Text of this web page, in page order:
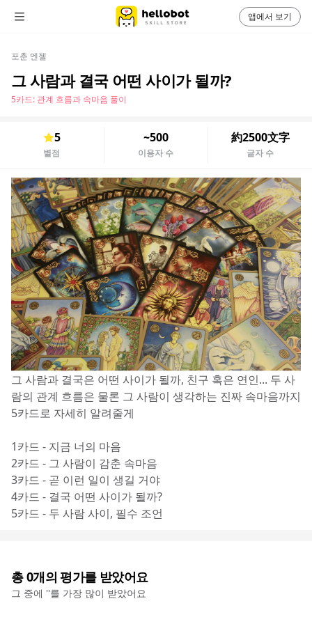
포춘 엔젤
그 사람과 결국 어떤 사이가 될까?
5카드: 관계 흐름과 속마음 풀이
5
별점
~500
이용자 수
約2500文字
글자 수
그 사람과 결국은 어떤 사이가 될까, 친구 혹은 연인... 두 사
람의 관계 흐름은 물론 그 사람이 생각하는 진짜 속마음까지
5카드로 자세히 알려줄게
1카드 - 지금 너의 마음
2카드 - 그 사람이 감춘 속마음
3카드 - 곧 이런 일이 생길 거야
4카드 - 결국 어떤 사이가 될까?
5카드 - 두 사람 사이, 필수 조언
총0개의 평가를 받았어요
그 중에 ''를 가장 많이 받았어요
앱에서 보기